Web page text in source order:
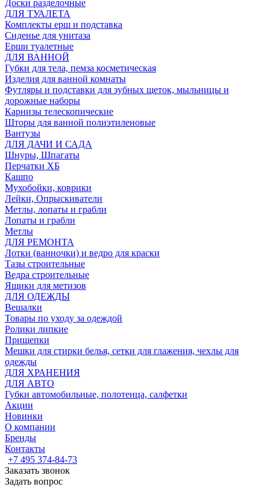
Доски разделочные
ДЛЯ ТУАЛЕТА
Комплекты ерш и подставка
Сиденье для унитаза
Ерши туалетные
ДЛЯ ВАННОЙ
Губки для тела, пемза косметическая
Изделия для ванной комнаты
Футляры и подставки для зубных щеток, мыльницы и
дорожные наборы
Карнизы телескопические
Шторы для ванной полиэтиленовые
Вантузы
ДЛЯ ДАЧИ И САДА
Шнуры, Шпагаты
Перчатки ХБ
Кашпо
Мухобойки, коврики
Лейки, Опрыскиватели
Метлы, лопаты и грабли
Лопаты и грабли
Метлы
ДЛЯ РЕМОНТА
Лотки (ванночки) и ведро для краски
Тазы строительные
Ведра строительные
Ящики для метизов
ДЛЯ ОДЕЖДЫ
Вешалки
Товары по уходу за одеждой
Ролики липкие
Прищепки
Мешки для стирки белья, сетки для глажения, чехлы для
одежды
ДЛЯ ХРАНЕНИЯ
ДЛЯ АВТО
Губки автомобильные, полотенца, салфетки
Акции
Новинки
О компании
Бренды
Контакты
+7 495 374-84-73
Заказать звонок
Задать вопрос